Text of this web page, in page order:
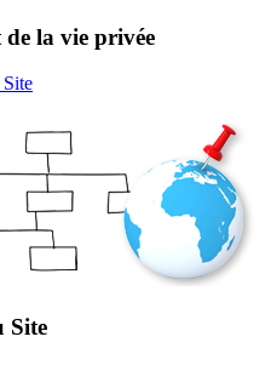
de la vie privée
Site